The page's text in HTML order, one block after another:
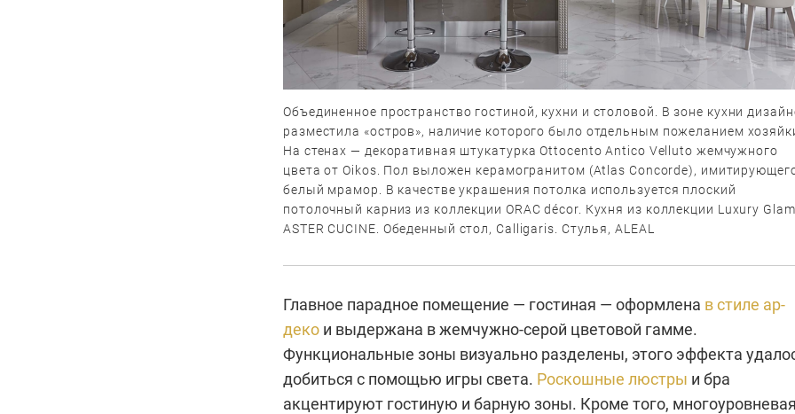
Объединенное пространство гостиной, кухни и столовой. В зоне кухни
разместила «остров», наличие которого было отдельным пожеланием
На стенах — декоративная штукатурка Ottocento Antico Velluto жемчужного
цвета от Oikos. Пол выложен керамогранитом (Atlas Concorde),
белый мрамор. В качестве украшения потолка используется плоский
потолочный карниз из коллекции ORAC décor. Кухня из коллекции Luxury
ASTER CUCINE. Обеденный стол, Calligaris. Стулья, ALEAL
Главное парадное помещение — гостиная — оформлена в стиле ар-
деко и выдержана в жемчужно-серой цветовой гамме.
Функциональные зоны визуально разделены, этого эффекта
добиться с помощью игры света. Роскошные люстры и бра
акцентируют гостиную и барную зоны. Кроме того,